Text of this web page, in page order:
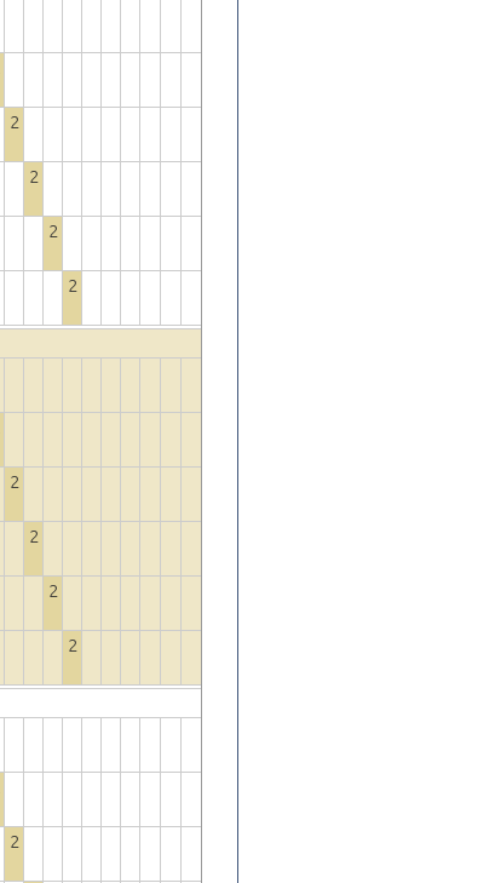
2
2
2
2
2
2
2
2
2